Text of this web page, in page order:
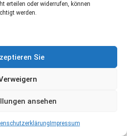
erteilen oder widerrufen, können
werden.
Sie
ansehen
Impressum